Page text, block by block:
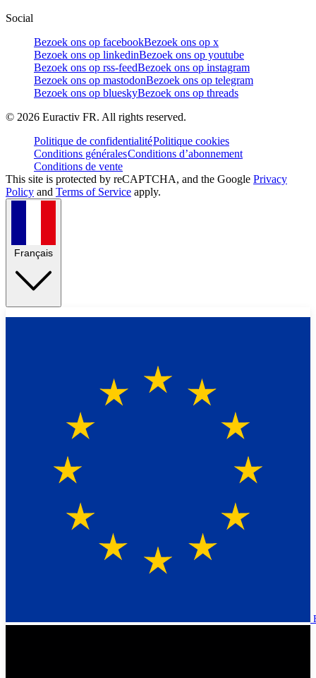
Social
Bezoek ons op facebookBezoek ons op x
Bezoek ons op linkedinBezoek ons op youtube
Bezoek ons op rss-feedBezoek ons op instagram
Bezoek ons op mastodonBezoek ons op telegram
Bezoek ons op blueskyBezoek ons op threads
© 2026 Euractiv FR. All rights reserved.
Politique de confidentialitéPolitique cookies
Conditions généralesConditions d’abonnement
Conditions de vente
This site is protected by reCAPTCHA, and the Google Privacy
Policy and Terms of Service apply.
Français